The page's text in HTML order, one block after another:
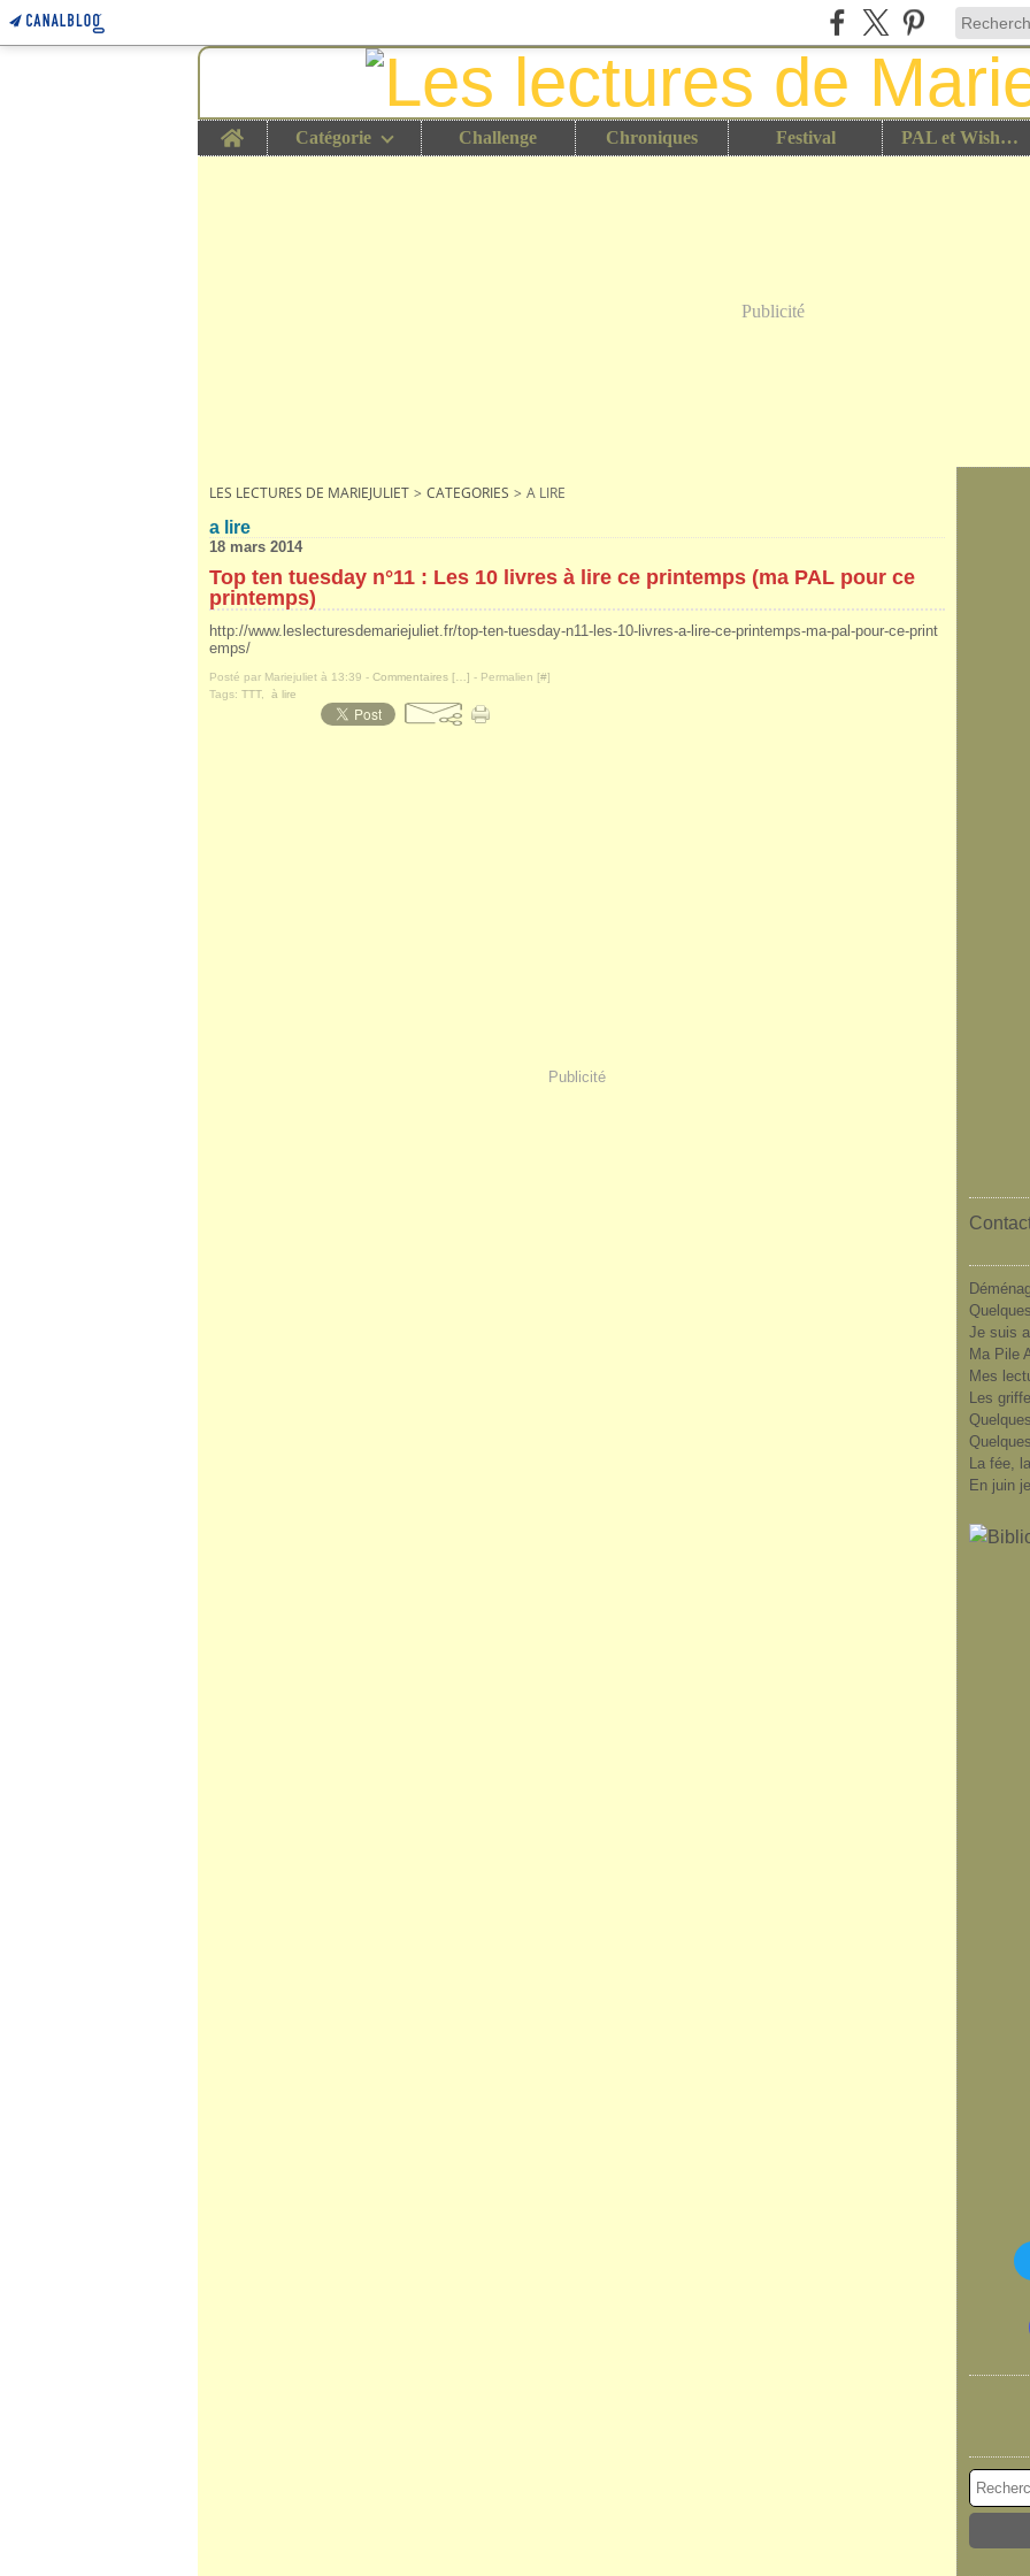
Home Catégorie Challenge Chroniques Festival PAL et Wish List
Publicité
LES LECTURES DE MARIEJULIET > CATEGORIES > A LIRE
a lire
18 mars 2014
Top ten tuesday n°11 : Les 10 livres à lire ce printemps (ma PAL pour ce
printemps)
http://www.leslecturesdemariejuliet.fr/top-ten-tuesday-n11-les-10-livres-a-lire-ce-printemps-ma-pal-pour-ce-print
emps/
Posté par Mariejuliet à 13:39 - Commentaires [ ] - Permalien [#]
Tags: TTT, à lire
Publicité
Je suis
Ma Pile
Mes
Les
La fée,
En juin